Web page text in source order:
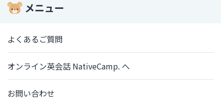
メニュー
よくあるご質問
オンライン英会話 NativeCamp. へ
お問い合わせ